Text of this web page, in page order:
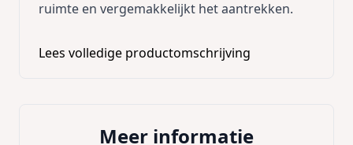
ruimte en vergemakkelijkt het aantrekken.
Om ervoor te zorgen dat alles bij wind op zijn
plaats blijft, zorgen een
centrale
beschermhoes ook goed worden bevestigd
Lees volledige productomschrijving
Meer informatie